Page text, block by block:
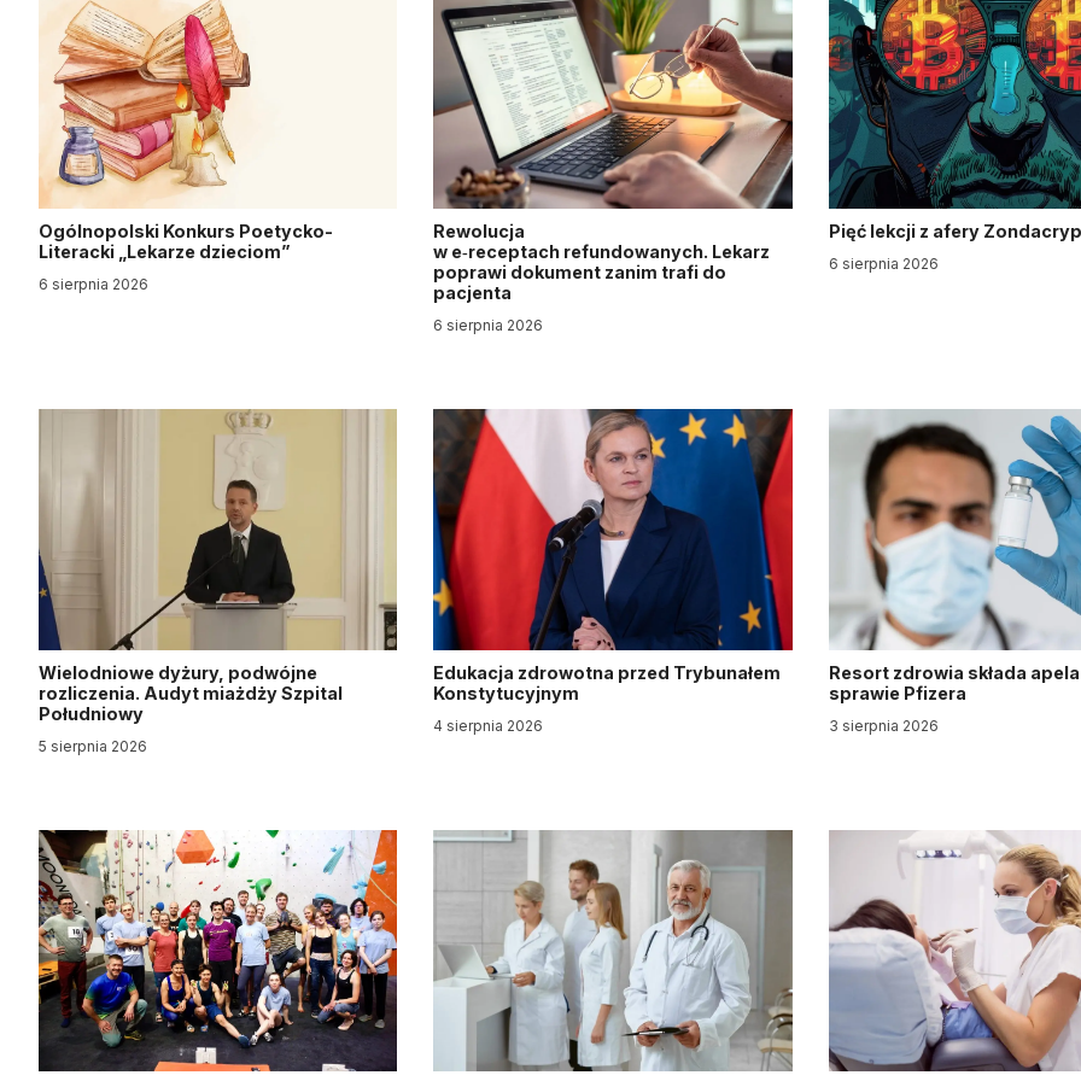
Ogólnopolski Konkurs Poetycko-
Literacki „Lekarze dzieciom”
6 sierpnia 2026
Rewolucja
w e‑receptach refundowanych. Lekarz
poprawi dokument zanim trafi do
pacjenta
6 sierpnia 2026
Pięć lekcji z afery
6 sierpnia 2026
Wielodniowe dyżury, podwójne
rozliczenia. Audyt miażdży Szpital
Południowy
5 sierpnia 2026
Edukacja zdrowotna przed Trybunałem
Konstytucyjnym
4 sierpnia 2026
Resort zdrowia składa
sprawie Pfizera
3 sierpnia 2026